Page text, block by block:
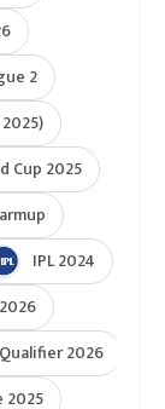
2
Cup 2025
IPL 2024
2026
2025